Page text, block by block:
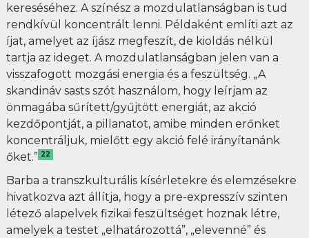
kereséséhez. A színész a mozdulatlanságban is tud
rendkívül koncentrált lenni. Példaként említi azt az
íjat, amelyet az íjász megfeszít, de kioldás nélkül
tartja az ideget. A mozdulatlanságban jelen van a
visszafogott mozgási energia és a feszültség. „A
skandináv sasts szót használom, hogy leírjam az
önmagába sűrített/gyűjtött energiát, az akció
kezdőpontját, a pillanatot, amibe minden erőnket
koncentráljuk, mielőtt egy akció felé irányítanánk
őket.” 22
Barba a transzkulturális kísérletekre és elemzésekre
hivatkozva azt állítja, hogy a pre-expresszív szinten
létező alapelvek fizikai feszültséget hoznak létre,
amelyek a testet „elhatározottá”, „elevenné” és